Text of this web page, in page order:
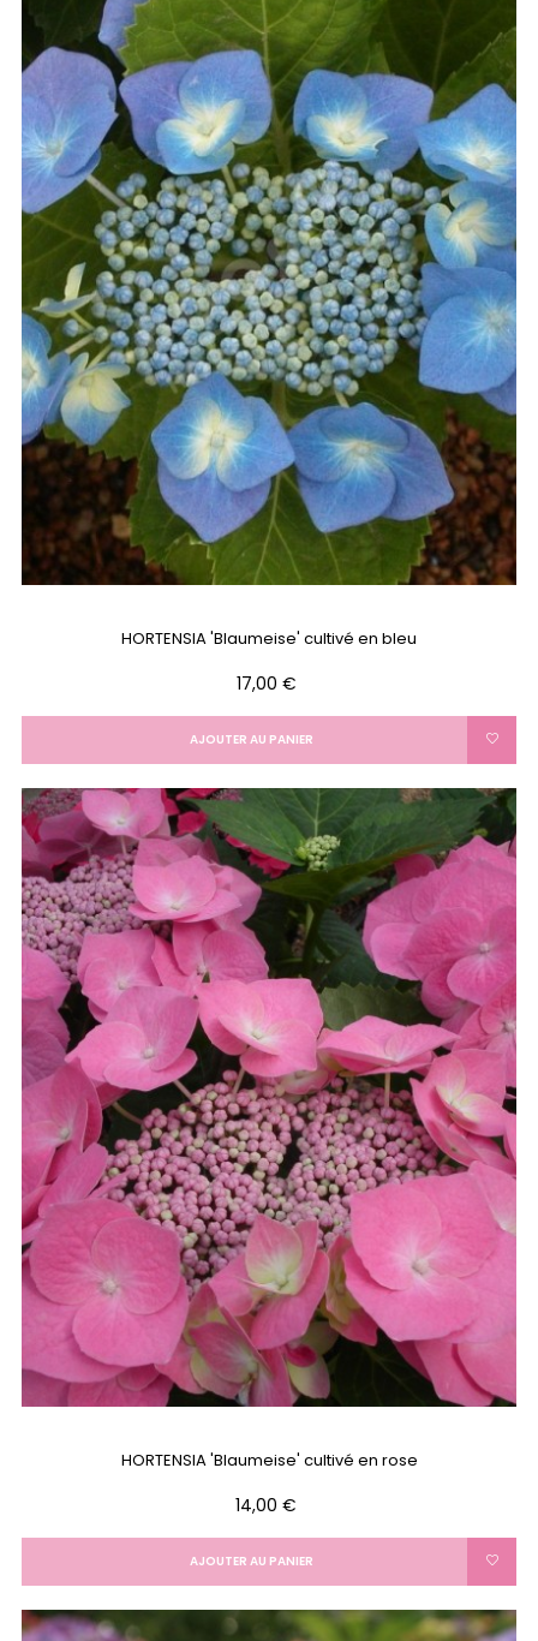
HORTENSIA 'Blaumeise' cultivé en bleu
Prix
17,00 €
AJOUTER AU PANIER
HORTENSIA 'Blaumeise' cultivé en rose
Prix
14,00 €
AJOUTER AU PANIER